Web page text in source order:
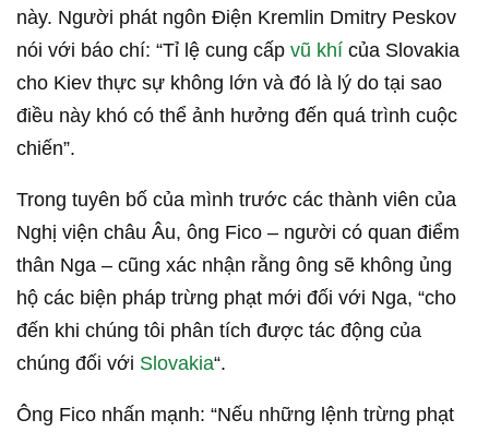
này. Người phát ngôn Điện Kremlin Dmitry Peskov
nói với báo chí: “Tỉ lệ cung cấp vũ khí của Slovakia
cho Kiev thực sự không lớn và đó là lý do tại sao
điều này khó có thể ảnh hưởng đến quá trình cuộc
chiến”.
Trong tuyên bố của mình trước các thành viên của
Nghị viện châu Âu, ông Fico – người có quan điểm
thân Nga – cũng xác nhận rằng ông sẽ không ủng
hộ các biện pháp trừng phạt mới đối với Nga, “cho
đến khi chúng tôi phân tích được tác động của
chúng đối với Slovakia“.
Ông Fico nhấn mạnh: “Nếu những lệnh trừng phạt